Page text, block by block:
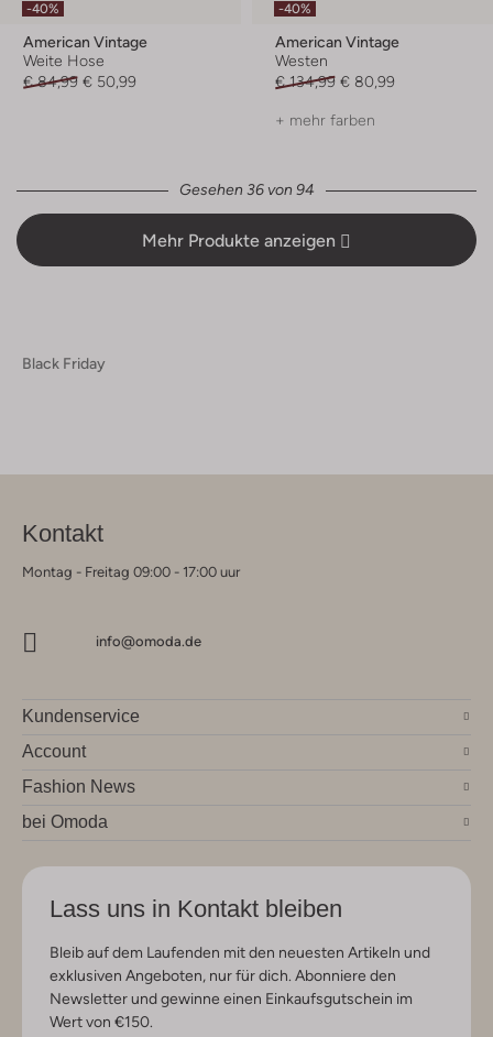
-40%
American Vintage
Weite Hose
€ 84,99 € 50,99
-40%
American Vintage
Westen
€ 134,99 € 80,99
+ mehr farben
Gesehen 36 von 94
Mehr Produkte anzeigen
Black Friday
Kontakt
Montag - Freitag 09:00 - 17:00 uur
info@omoda.de
Kundenservice
Account
Fashion News
bei Omoda
Lass uns in Kontakt bleiben
Bleib auf dem Laufenden mit den neuesten Artikeln und
exklusiven Angeboten, nur für dich. Abonniere den
Newsletter und gewinne einen Einkaufsgutschein im
Wert von €150.